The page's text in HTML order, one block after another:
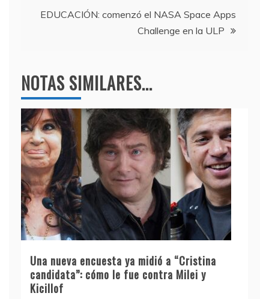
k
entradas
EDUCACIÓN: comenzó el NASA Space Apps
Challenge en la ULP
NOTAS SIMILARES...
Una nueva encuesta ya midió a “Cristina
candidata”: cómo le fue contra Milei y
Kicillof